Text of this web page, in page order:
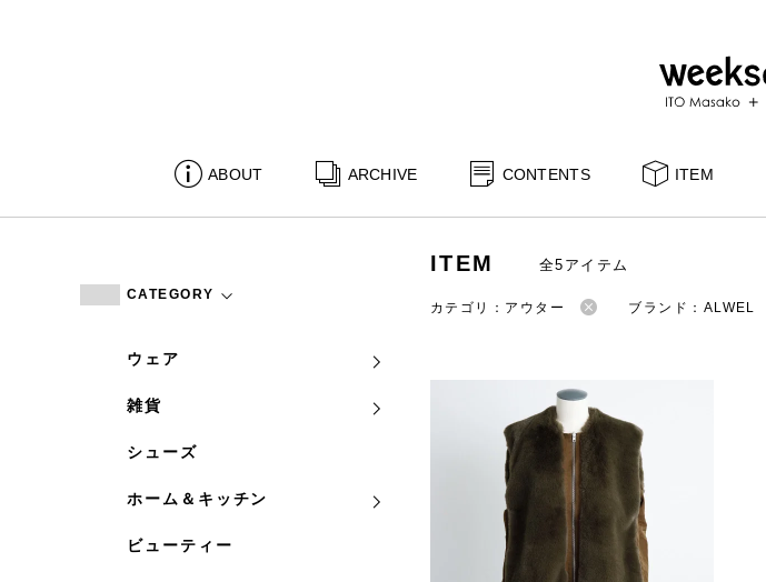
ABOUT ARCHIVE CONTENTS ITEM
CATEGORY
ウェア
雑貨
シューズ
ホーム＆キッチン
ビューティー
ITEM 全5アイテム
カテゴリ：アウター ブランド：ALWEL